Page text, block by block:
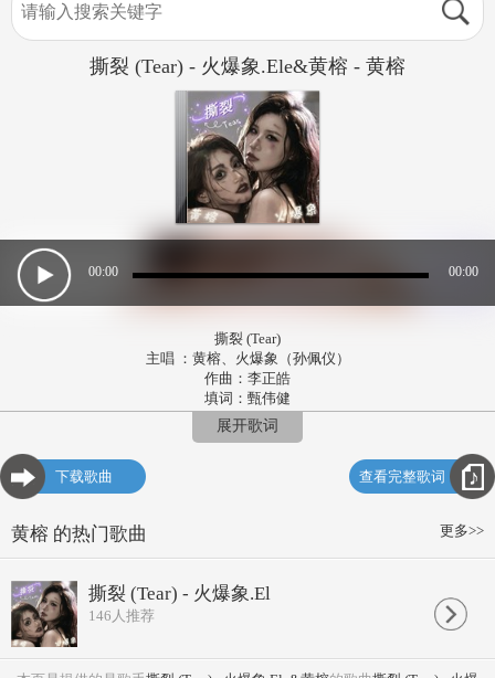
撕裂 (Tear) - 火爆象.Ele&黄榕 - 黄榕
00:00 00:00
撕裂 (Tear)
主唱 ：黄榕、火爆象（孙佩仪）
作曲：李正皓
填词：甄伟健
编曲：李正皓、翟俊威
监制：郑汝森、翟俊威
榕：
昐 某天某日脱身
合：
展开歌词
下载歌曲 查看完整歌词
更多>>
黄榕 的热门歌曲
撕裂 (Tear) - 火爆象.El
146 人推荐